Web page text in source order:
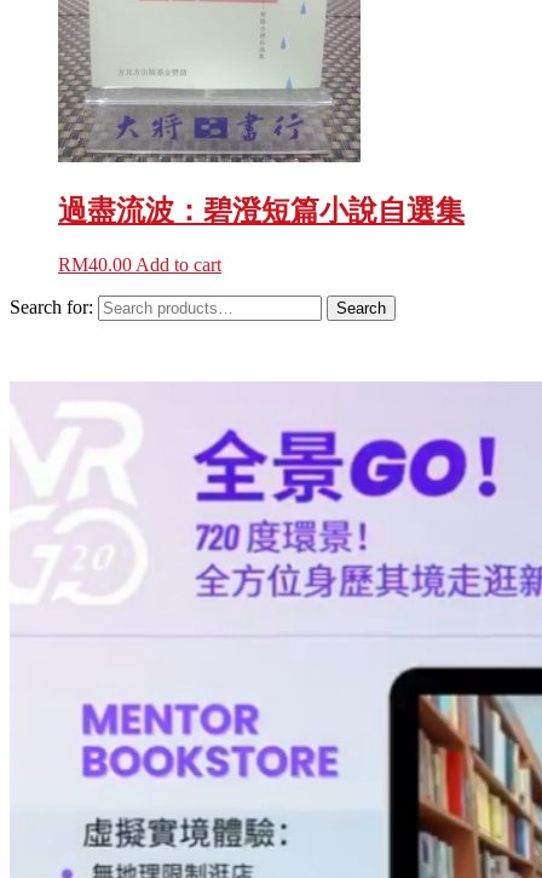
過盡流波：碧澄短篇小說自選集
RM40.00 Add to cart
Search for: Search